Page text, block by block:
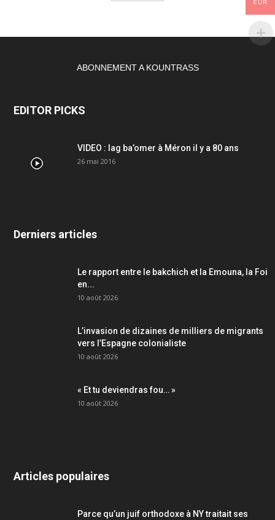
ABONNEMENT A KOUNTRASS
EDITOR PICKS
VIDEO : lag ba’omer à Méron il y a 80 ans
26 mai 2016
Derniers articles
Le rapport entre le bakchich et la Emouna, la Foi
en...
10 août 2026
L’invasion de dizaines de milliers de migrants
vers l’Espagne colonialiste
10 août 2026
« Et tu deviendras fou… »
10 août 2026
Articles populaires
Parce qu’un juif orthodoxe à NY traitait ses
EUR